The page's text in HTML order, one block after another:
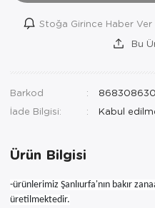
Stoğa Girince Haber Ver
Bu
Barkod
İade Bilgisi:
Ürün Bilgisi
-ürünlerimiz Şanlıurfa'nın bakır
üretilmektedir.